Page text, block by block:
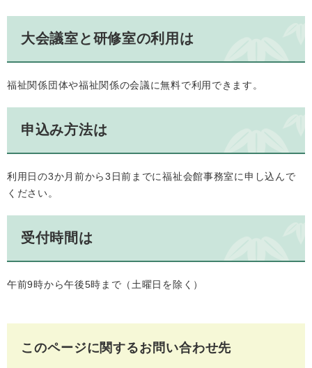
大会議室と研修室の利用は
福祉関係団体や福祉関係の会議に無料で利用できます。
申込み方法は
利用日の3か月前から3日前までに福祉会館事務室に申し込んで
ください。
受付時間は
午前9時から午後5時まで（土曜日を除く）
このページに関するお問い合わせ先